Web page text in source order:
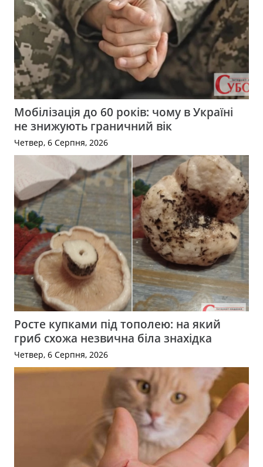
Мобілізація до 60 років: чому в Україні
не знижують граничний вік
Четвер, 6 Серпня, 2026
Росте купками під тополею: на який
гриб схожа незвична біла знахідка
Четвер, 6 Серпня, 2026